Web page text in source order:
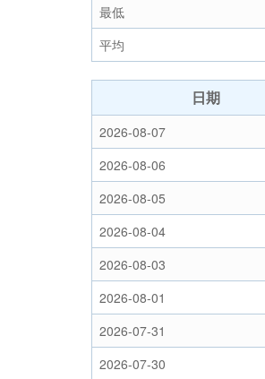
最低
平均
日期
2026-08-07
2026-08-06
2026-08-05
2026-08-04
2026-08-03
2026-08-01
2026-07-31
2026-07-30